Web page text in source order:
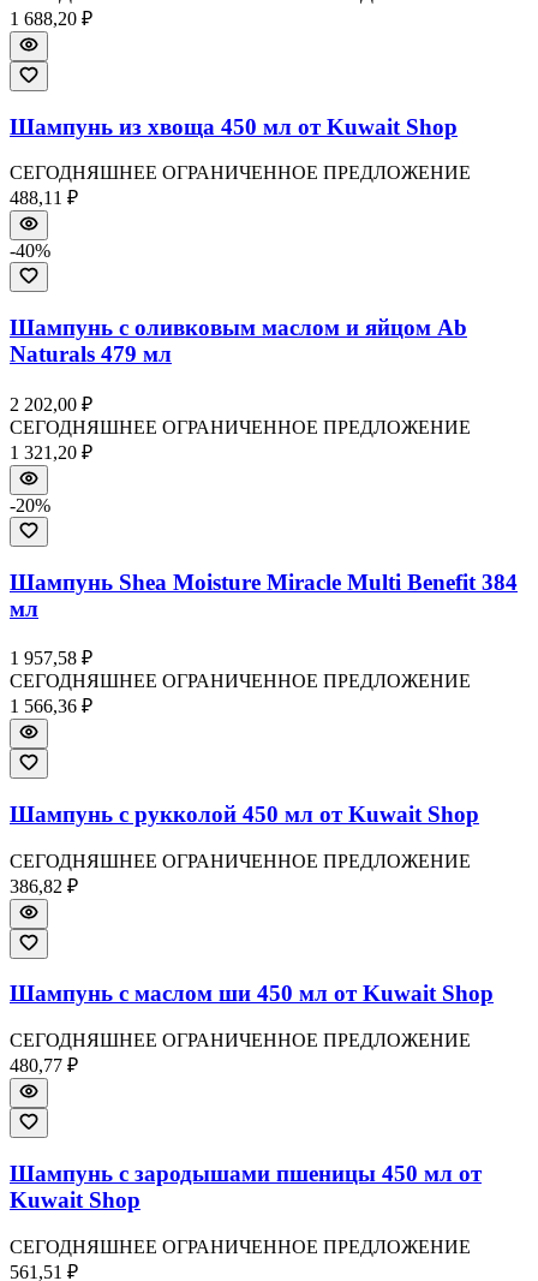
1 688,20 ₽
Шампунь из хвоща 450 мл от Kuwait Shop
СЕГОДНЯШНЕЕ ОГРАНИЧЕННОЕ ПРЕДЛОЖЕНИЕ
488,11 ₽
-40%
Шампунь с оливковым маслом и яйцом Ab
Naturals 479 мл
2 202,00 ₽
СЕГОДНЯШНЕЕ ОГРАНИЧЕННОЕ ПРЕДЛОЖЕНИЕ
1 321,20 ₽
-20%
Шампунь Shea Moisture Miracle Multi Benefit 384
мл
1 957,58 ₽
СЕГОДНЯШНЕЕ ОГРАНИЧЕННОЕ ПРЕДЛОЖЕНИЕ
1 566,36 ₽
Шампунь с рукколой 450 мл от Kuwait Shop
СЕГОДНЯШНЕЕ ОГРАНИЧЕННОЕ ПРЕДЛОЖЕНИЕ
386,82 ₽
Шампунь с маслом ши 450 мл от Kuwait Shop
СЕГОДНЯШНЕЕ ОГРАНИЧЕННОЕ ПРЕДЛОЖЕНИЕ
480,77 ₽
Шампунь с зародышами пшеницы 450 мл от
Kuwait Shop
СЕГОДНЯШНЕЕ ОГРАНИЧЕННОЕ ПРЕДЛОЖЕНИЕ
561,51 ₽